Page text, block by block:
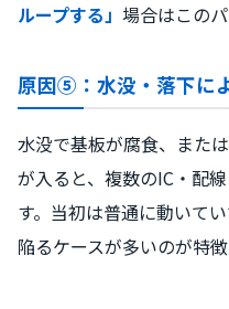
ループする」 場合はこのパ
原因⑤：水没・落下に
水没で基板が腐食、また
が入ると、複数のIC・配
す。当初は普通に動いて
陥るケースが多いのが特徴